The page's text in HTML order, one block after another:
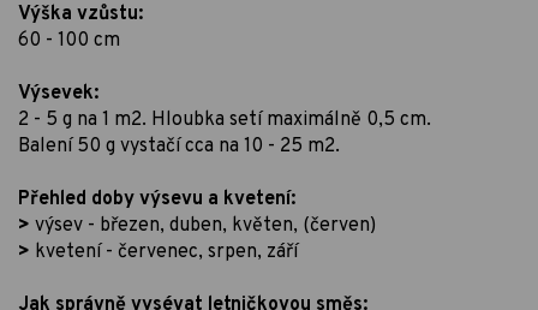
Výška vzůstu:
60 - 100 cm
Výsevek:
2 - 5 g na 1 m2. Hloubka setí maximálně 0,5 cm.
Balení 50 g vystačí cca na 10 - 25 m2.
Přehled doby výsevu a kvetení:
> výsev - březen, duben, květen, (červen)
> kvetení - červenec, srpen, září
Jak správně vysévat letničkovou směs: